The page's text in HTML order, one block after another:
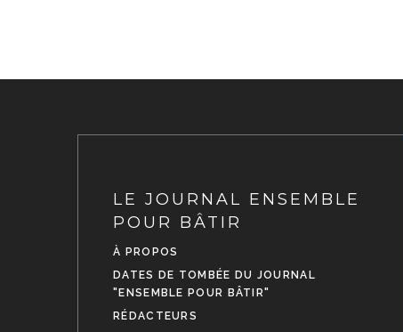
LE JOURNAL ENSEMBLE
POUR BÂTIR
À PROPOS
DATES DE TOMBÉE DU JOURNAL
"ENSEMBLE POUR BÂTIR"
RÉDACTEURS